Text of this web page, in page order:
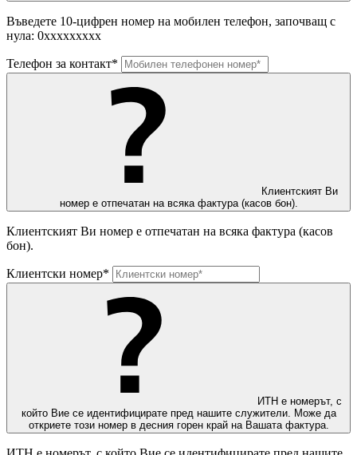
Въведете 10-цифрен номер на мобилен телефон, започващ с
нула: 0ххххххххх
Телефон за контакт*
Клиентският Ви
номер е отпечатан на всяка фактура (касов бон).
Клиентският Ви номер е отпечатан на всяка фактура (касов
бон).
Клиентски номер*
ИТН е номерът, с
който Вие се идентифицирате пред нашите служители. Може да
откриете този номер в десния горен край на Вашата фактура.